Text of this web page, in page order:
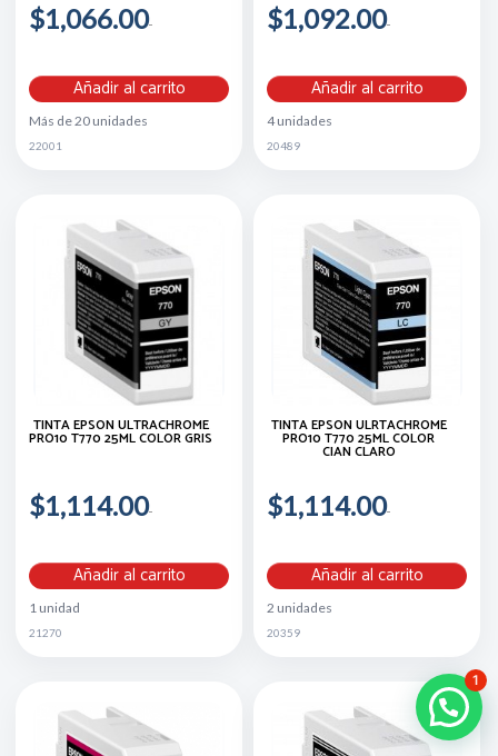
$1,066.00
Añadir al carrito
Más de 20 unidades
22001
$1,092.00
Añadir al carrito
4 unidades
20489
TINTA EPSON ULTRACHROME
PRO10 T770 25ML COLOR GRIS
$1,114.00
Añadir al carrito
1 unidad
21270
TINTA EPSON ULRTACHROME
PRO10 T770 25ML COLOR
CIAN CLARO
$1,114.00
Añadir al carrito
2 unidades
20359
1